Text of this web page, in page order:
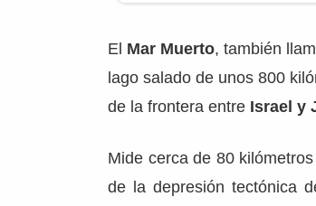
El Mar Muerto, también
lago salado de unos 800
de la frontera entre Israel y
Mide cerca de 80
de la depresión tectónica